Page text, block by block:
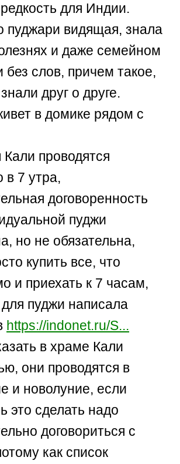
для Индии.
пуджари видящая, знала
и даже семейном
без слов, причем такое,
друг о друге.
в домике рядом с
проводятся
в 7 утра,
договоренность
пуджи
но не обязательна,
купить все, что
и приехать к 7 часам,
пуджи написала
https://indonet.ru/S...
в храме Кали
они проводятся в
и новолуние, если
это сделать надо
договориться с
как список